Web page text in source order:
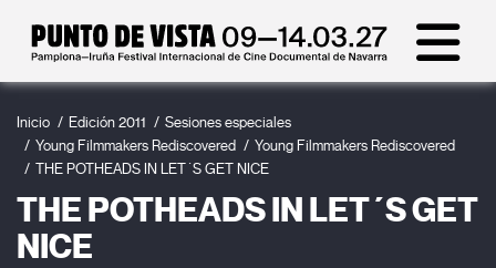
Inicio Edición 2011
Sesiones especiales
Young Filmmakers Rediscovered
Young Filmmakers Rediscovered
THE POTHEADS IN LET´S GET NICE
THE POTHEADS IN LET´S GET
NICE